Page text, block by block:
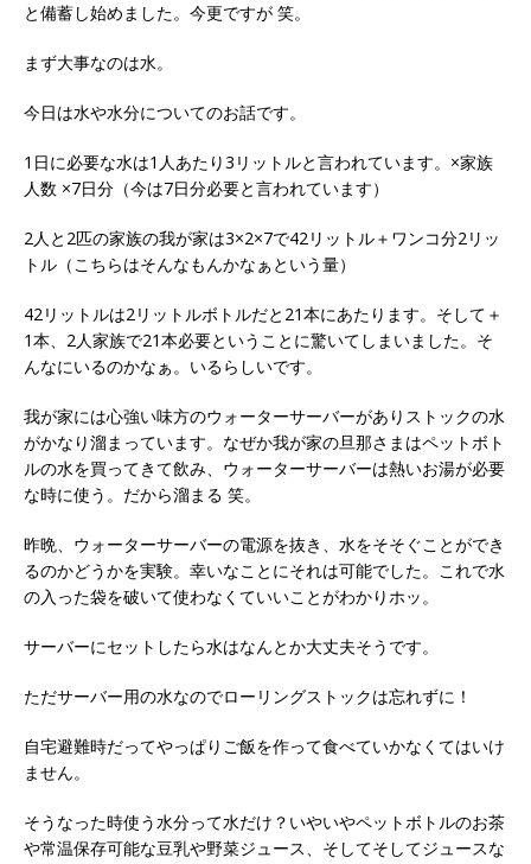
と備蓄し始めました。今更ですが 笑。
まず大事なのは水。
今日は水や水分についてのお話です。
1日に必要な水は1人あたり3リットルと言われています。×家族
人数 ×7日分（今は7日分必要と言われています）
2人と2匹の家族の我が家は3×2×7で42リットル＋ワンコ分2リッ
トル（こちらはそんなもんかなぁという量）
42リットルは2リットルボトルだと21本にあたります。そして＋
1本、2人家族で21本必要ということに驚いてしまいました。そ
んなにいるのかなぁ。いるらしいです。
我が家には心強い味方のウォーターサーバーがありストックの水
がかなり溜まっています。なぜか我が家の旦那さまはペットボト
ルの水を買ってきて飲み、ウォーターサーバーは熱いお湯が必要
な時に使う。だから溜まる 笑。
昨晩、ウォーターサーバーの電源を抜き、水をそそぐことができ
るのかどうかを実験。幸いなことにそれは可能でした。これで水
の入った袋を破いて使わなくていいことがわかりホッ。
サーバーにセットしたら水はなんとか大丈夫そうです。
ただサーバー用の水なのでローリングストックは忘れずに！
自宅避難時だってやっぱりご飯を作って食べていかなくてはいけ
ません。
そうなった時使う水分って水だけ？いやいやペットボトルのお茶
や常温保存可能な豆乳や野菜ジュース、そしてそしてジュースな